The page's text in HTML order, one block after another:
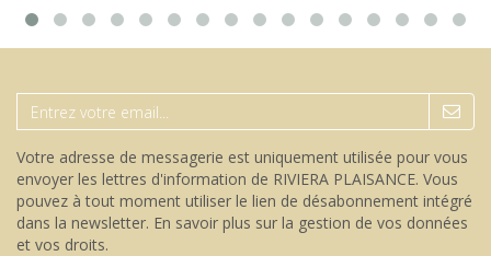
Votre adresse de messagerie est uniquement utilisée pour vous
envoyer les lettres d'information de RIVIERA PLAISANCE. Vous
pouvez à tout moment utiliser le lien de désabonnement intégré
dans la newsletter. En savoir plus sur la gestion de vos données
et vos droits.